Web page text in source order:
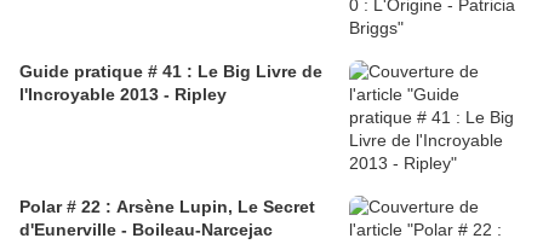
Guide pratique # 41 : Le Big Livre de
l'Incroyable 2013 - Ripley
Polar # 22 : Arsène Lupin, Le Secret
d'Eunerville - Boileau-Narcejac